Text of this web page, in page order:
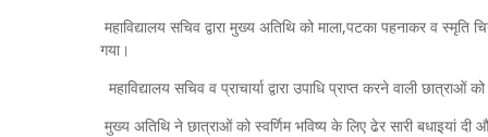
महाविद्यालय सचिव द्वारा मुख्य अतिथि को माला,पटका पहनाकर व
गया।
महाविद्यालय सचिव व प्राचार्या द्वारा उपाधि प्राप्त करने वाली
मुख्य अतिथि ने छात्राओं को स्वर्णिम भविष्य के लिए ढेर सारी बधाइयां